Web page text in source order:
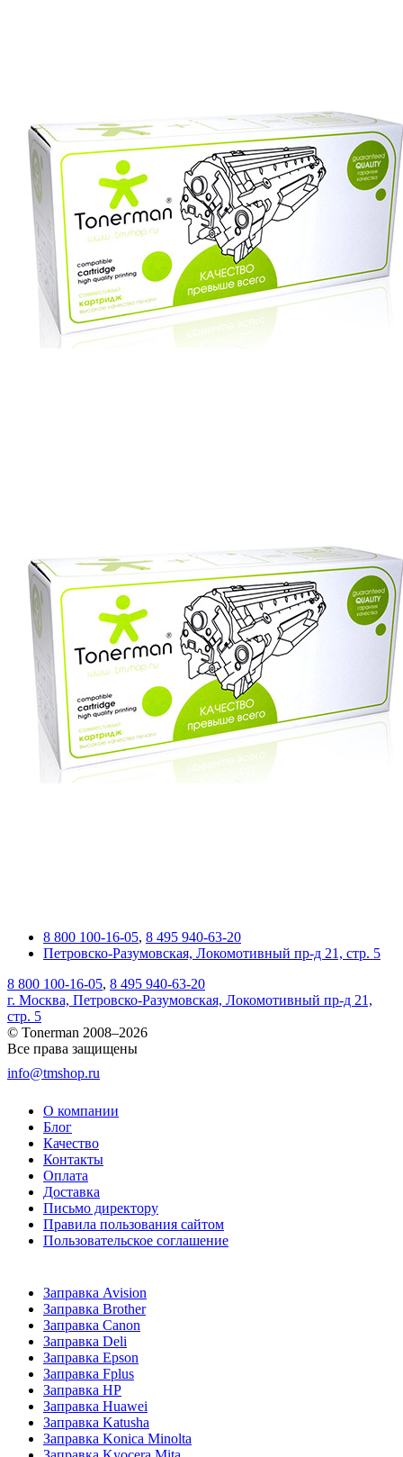
8 800 100-16-05, 8 495 940-63-20
Петровско-Разумовская, Локомотивный пр-д 21, стр. 5
8 800 100-16-05, 8 495 940-63-20
г. Москва, Петровско-Разумовская, Локомотивный пр-д 21,
стр. 5
© Tonerman 2008–2026
Все права защищены
info@tmshop.ru
О компании
Блог
Качество
Контакты
Оплата
Доставка
Письмо директору
Правила пользования сайтом
Пользовательское соглашение
Заправка Avision
Заправка Brother
Заправка Canon
Заправка Deli
Заправка Epson
Заправка Fplus
Заправка HP
Заправка Huawei
Заправка Katusha
Заправка Konica Minolta